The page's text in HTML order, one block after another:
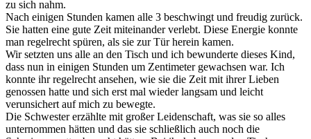
zu sich nahm.
Nach einigen Stunden kamen alle 3 beschwingt und freudig zurück.
Sie hatten eine gute Zeit miteinander verlebt. Diese Energie konnte
man regelrecht spüren, als sie zur Tür herein kamen.
Wir setzten uns alle an den Tisch und ich bewunderte dieses Kind,
dass nun in einigen Stunden um Zentimeter gewachsen war. Ich
konnte ihr regelrecht ansehen, wie sie die Zeit mit ihrer Lieben
genossen hatte und sich erst mal wieder langsam und leicht
verunsichert auf mich zu bewegte.
Die Schwester erzählte mit großer Leidenschaft, was sie so alles
unternommen hätten und das sie schließlich auch noch die